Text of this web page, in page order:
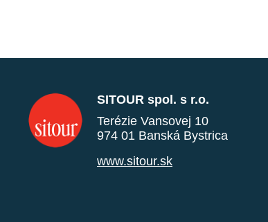
SITOUR spol. s r.o.
Terézie Vansovej 10
974 01 Banská Bystrica
www.sitour.sk